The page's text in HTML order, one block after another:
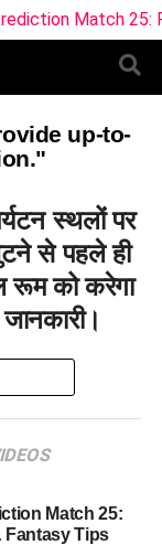
Match 25:
up-to-
स्थलों पर
से पहले ही
रूम को करेगा
Match 25:
Fantasy Tips